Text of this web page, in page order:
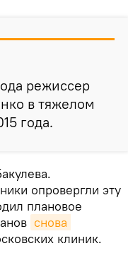
режиссер
в тяжелом
года.
опровергли эту
плановое
снова
клиник.